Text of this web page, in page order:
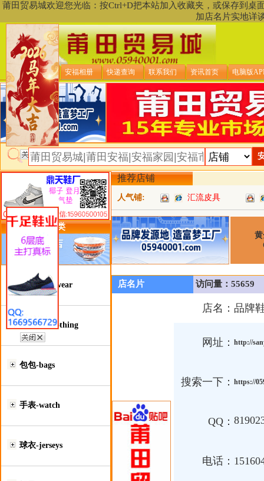
莆田贸易城欢迎您光临：按Ctrl+D把本站加入收藏夹，或保存到
加店名片实地详
贸易城首页 安福相册 快递查询 联系我们 资讯首页 电脑版
类目详细分类
鞋类-Footwear
服装类-Clothing
包包-bags
手表-watch
球衣-jerseys
推荐店铺
人气铺: 汇流皮具
店名片 访问量：55659
店名： 品牌
网址： http://
搜索一下： https://
QQ：
电话：